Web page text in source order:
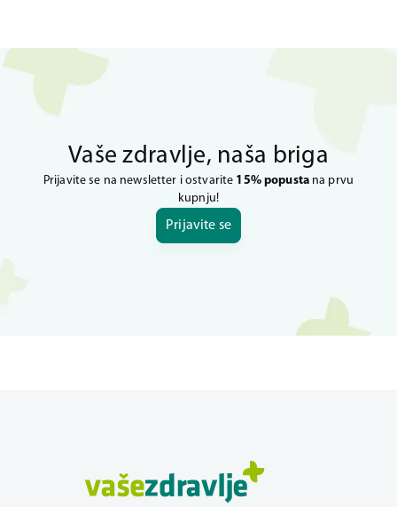
Vaše zdravlje, naša briga
Prijavite se na newsletter i ostvarite 15% popustana prvu
kupnju!
Prijavite se